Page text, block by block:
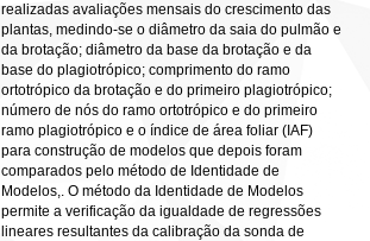
realizadas avaliações mensais do crescimento das
plantas, medindo-se o diâmetro da saia do pulmão e
da brotação; diâmetro da base da brotação e da
base do plagiotrópico; comprimento do ramo
ortotrópico da brotação e do primeiro plagiotrópico;
número de nós do ramo ortotrópico e do primeiro
ramo plagiotrópico e o índice de área foliar (IAF)
para construção de modelos que depois foram
comparados pelo método de Identidade de
Modelos,. O método da Identidade de Modelos
permite a verificação da igualdade de regressões
lineares resultantes da calibração da sonda de